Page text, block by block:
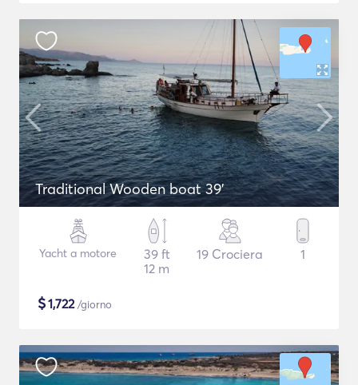
Traditional Wooden boat 39'
Yacht a motore
39 ft
12 m
19 Crociera 1
$1,722/giorno